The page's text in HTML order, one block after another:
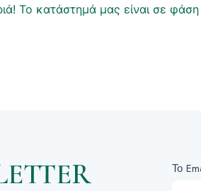
Το κατάστημά μας είναι σε
Το